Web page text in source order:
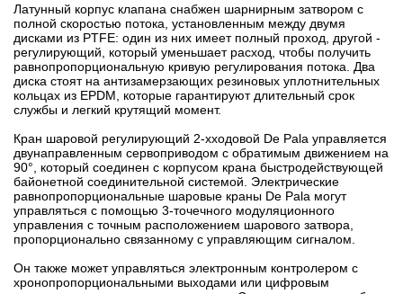
Латунный корпус клапана снабжен шарнирным затвором с
полной скоростью потока, установленным между двумя
дисками из PTFE: один из них имеет полный проход, другой -
регулирующий, который уменьшает расход, чтобы получить
равнопропорциональную кривую регулирования потока. Два
диска стоят на антизамерзающих резиновых уплотнительных
кольцах из EPDM, которые гарантируют длительный срок
службы и легкий крутящий момент.
Кран шаровой регулирующий 2-хходовой De Pala управляется
двунаправленным сервоприводом с обратимым движением на
90°, который соединен с корпусом крана быстродействующей
байонетной соединительной системой. Электрические
равнопропорциональные шаровые краны De Pala могут
управляться с помощью 3-точечного модуляционного
управления с точным расположением шарового затвора,
пропорционально связанному с управляющим сигналом.
Он также может управляться электронным контролером с
хронопропорциональными выходами или цифровым